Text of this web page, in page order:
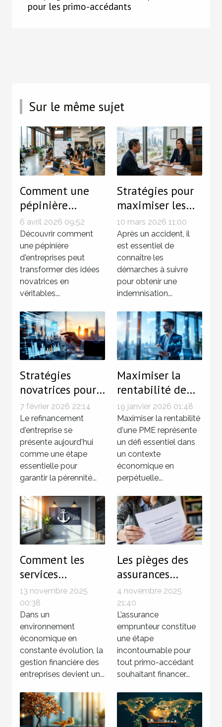
pour les primo-accédants
Sur le même sujet
Comment une
pépinière
d'entreprises
stimule-t-elle
l'innovation et
la croissance ?
6 avril 2026 09:52
Découvrir comment
une pépinière
d'entreprises peut
transformer des idées
novatrices en
véritables...
Stratégies pour
maximiser les
indemnisations
après un
accident
10 mars 2026 11:00
Après un accident, il
est essentiel de
connaître les
démarches à suivre
pour obtenir une
indemnisation...
Stratégies
novatrices pour
un
refinancement
d'entreprise
efficace
7 février 2026 22:14
Le refinancement
d'entreprise se
présente aujourd'hui
comme une étape
essentielle pour
garantir la pérennité...
Maximiser la
rentabilité de
votre PME avec
des stratégies
innovantes
19 janvier 2026 01:48
Maximiser la rentabilité
d'une PME représente
un défi essentiel dans
un contexte
économique en
perpétuelle...
Comment les
services
fiduciaires
renforcent-ils la
santé financière
des entreprises ?
13 novembre 2025
00:38
Dans un
environnement
économique en
constante évolution, la
gestion financière des
entreprises devient un...
Les pièges des
assurances
emprunteur pour
les primo-
accédants
4 novembre 2025
21:40
L’assurance
emprunteur constitue
une étape
incontournable pour
tout primo-accédant
souhaitant financer...